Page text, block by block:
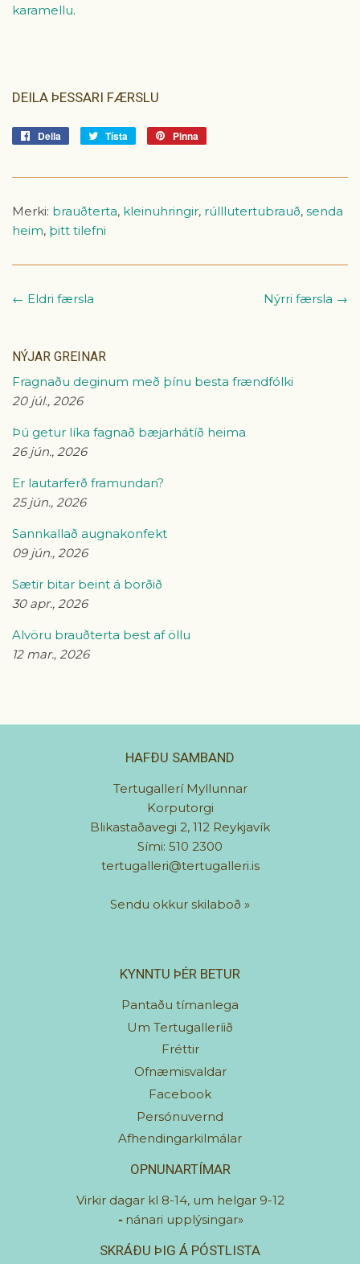
karamellu.
DEILA ÞESSARI FÆRSLU
Deila
Deila
Tísta
Tísta
Pinna
Merki: brauðterta, kleinuhringir, rúlllutertubrauð, senda
heim, þitt tilefni
← Eldri færsla Nýrri færsla →
NÝJAR GREINAR
Fragnaðu deginum með þínu besta frændfólki
20 júl., 2026
Þú getur líka fagnað bæjarhátíð heima
26 jún., 2026
Er lautarferð framundan?
25 jún., 2026
Sannkallað augnakonfekt
09 jún., 2026
Sætir bitar beint á borðið
30 apr., 2026
Alvöru brauðterta best af öllu
12 mar., 2026
HAFÐU SAMBAND
Tertugallerí Myllunnar
Korputorgi
Blikastaðavegi 2, 112 Reykjavík
Sími: 510 2300
tertugalleri@tertugalleri.is
Sendu okkur skilaboð »
KYNNTU ÞÉR BETUR
Pantaðu tímanlega
Um Tertugalleríið
Fréttir
Ofnæmisvaldar
Facebook
Persónuvernd
Afhendingarkilmálar
OPNUNARTÍMAR
Virkir dagar kl 8-14, um helgar 9-12
- nánari upplýsingar»
SKRÁÐU ÞIG Á PÓSTLISTA